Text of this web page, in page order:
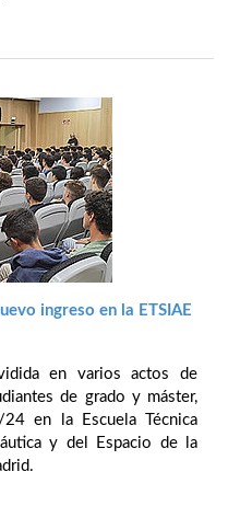
ingreso en la ETSIAE
en varios actos de
de grado y máster,
en la Escuela Técnica
y del Espacio de la